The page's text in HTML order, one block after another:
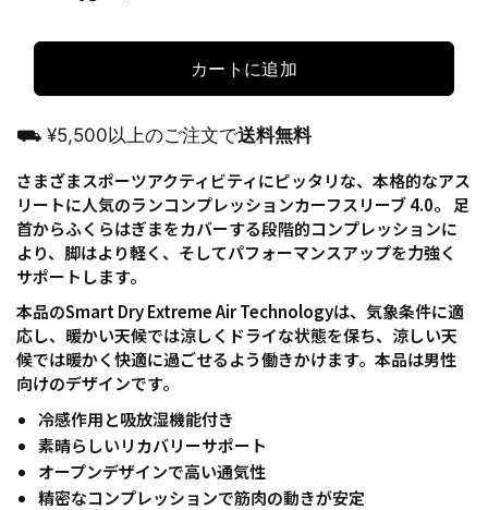
カートに追加
⛟ ¥5,500以上のご注文で送料無料
さまざまスポーツアクティビティにピッタリな、本格的なアス
リートに人気のランコンプレッションカーフスリーブ 4.0。 足
首からふくらはぎまをカバーする段階的コンプレッションに
より、脚はより軽く、そしてパフォーマンスアップを力強く
サポートします。
本品のSmart Dry Extreme Air Technologyは、気象条件に適
応し、暖かい天候では涼しくドライな状態を保ち、涼しい天
候では暖かく快適に過ごせるよう働きかけます。本品は男性
向けのデザインです。
冷感作用と吸放湿機能付き
素晴らしいリカバリーサポート
オープンデザインで高い通気性
精密なコンプレッションで筋肉の動きが安定